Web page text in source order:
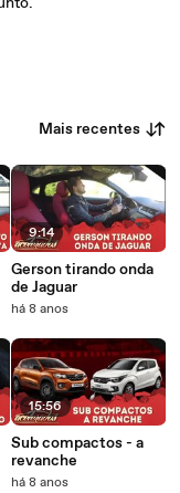
Mais recentes
9:14
Gerson tirando onda
de Jaguar
há 8 anos
15:56
Sub compactos - a
revanche
há 8 anos